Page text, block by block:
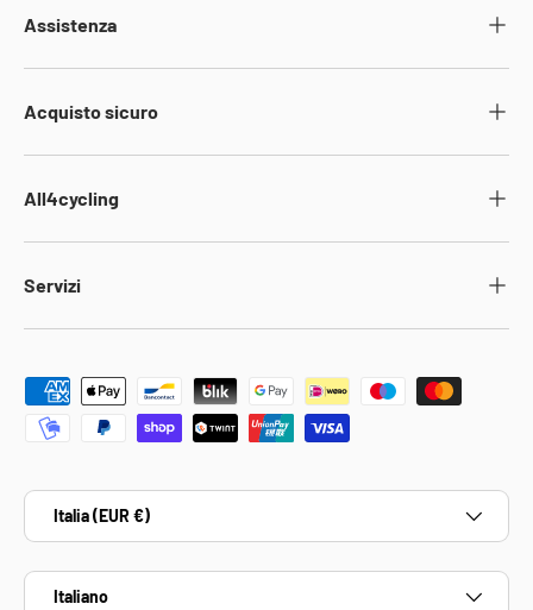
Assistenza
Acquisto sicuro
All4cycling
Servizi
Metodi di pagamento accettati
Paese/Regione
Italia (EUR €)
Lingua
Italiano